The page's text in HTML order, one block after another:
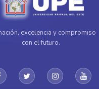
excelencia y compromiso
con el futuro.